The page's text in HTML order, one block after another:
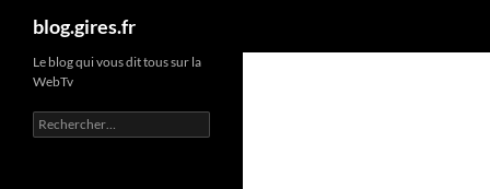
Aller
contenu
blog.gires.fr
Le blog qui vous dit tous sur la
WebTv
Rechercher :